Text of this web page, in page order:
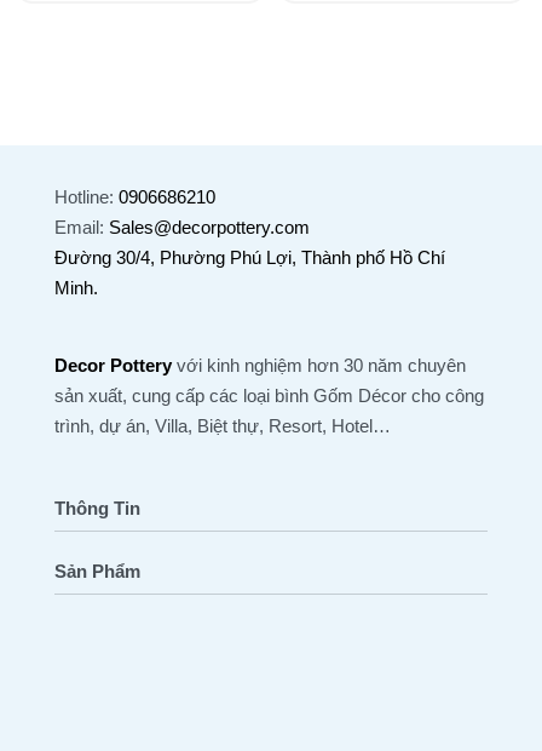
Hotline: 0906686210
Email: Sales@decorpottery.com
Đường 30/4, Phường Phú Lợi, Thành phố Hồ Chí
Minh.
Decor Potteryvới kinh nghiệm hơn 30 năm chuyên
sản xuất, cung cấp các loại bình Gốm Décor cho công
trình, dự án, Villa, Biệt thự, Resort, Hotel…
Thông Tin
Trang Chủ
Sản Phẩm